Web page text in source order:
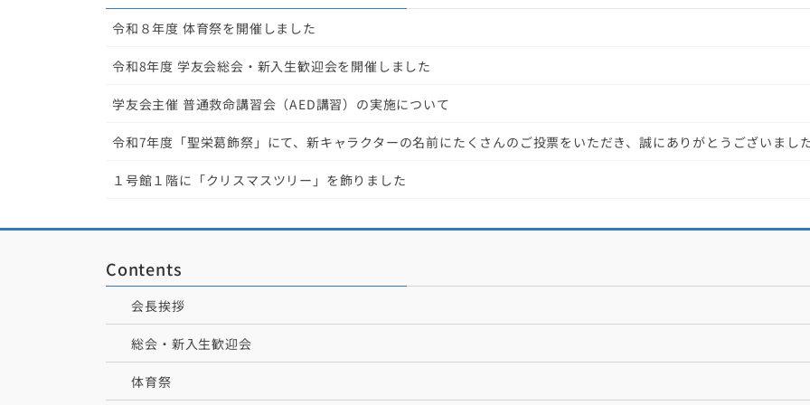
令和８年度 体育祭を開催しました
令和8年度 学友会総会・新入生歓迎会を開催しました
学友会主催 普通救命講習会（AED講習）の実施について
令和7年度「聖栄葛飾祭」にて、新キャラクターの名前にたくさんのご投票をいただき、誠にありがとうございまし
１号館１階に「クリスマスツリー」を飾りました
Contents
会長挨拶
総会・新入生歓迎会
体育祭